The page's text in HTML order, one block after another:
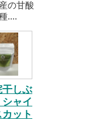
の甘酸
....
しぶ
ャイ
ット